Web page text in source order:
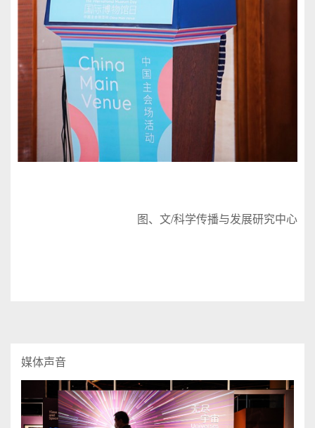
图、文/科学传播与发展研究中心
媒体声音